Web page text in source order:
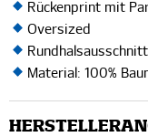
Rückenprint mit
Oversized
Rundhalsausschnitt
Material: 100%